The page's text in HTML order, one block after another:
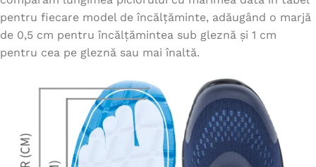
pentru fiecare model de încălțăminte, adăugând o marjă
de 0,5 cm pentru încălțămintea sub gleznă și 1 cm
pentru cea pe gleznă sau mai înaltă.